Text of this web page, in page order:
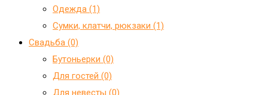
Одежда (1)
Сумки, клатчи, рюкзаки (1)
Свадьба (0)
Бутоньерки (0)
Для гостей (0)
Для невесты (0)